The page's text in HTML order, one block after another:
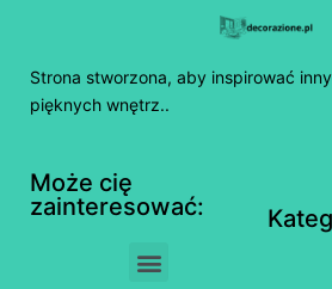
Strona stworzona, aby inspirować
pięknych wnętrz..
Może cię
zainteresować: